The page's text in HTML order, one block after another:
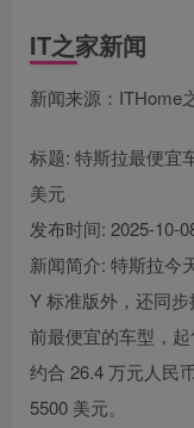
IT之家新闻
新闻来源：ITHome
标题: 特斯拉最便宜
美元
发布时间: 2025-10-
新闻简介: 特斯拉今
Y 标准版外，还同
前最便宜的车型，
约合 26.4 万元人民
5500 美元。